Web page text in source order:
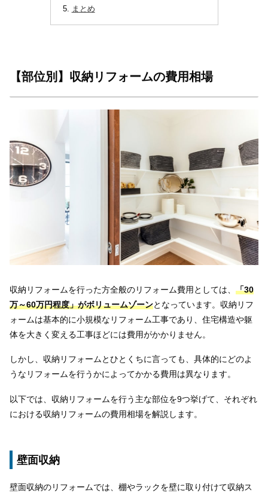
まとめ
【部位別】収納リフォームの費用相場
収納リフォームを行った方全般のリフォーム費用としては、 「30
万～60万円程度」がボリュームゾーンとなっています。収納リフ
ォームは基本的に小規模なリフォーム工事であり、住宅構造や躯
体を大きく変える工事ほどには費用がかかりません。
しかし、収納リフォームとひとくちに言っても、具体的にどのよ
うなリフォームを行うかによってかかる費用は異なります。
以下では、収納リフォームを行う主な部位を9つ挙げて、それぞれ
における収納リフォームの費用相場を解説します。
壁面収納
壁面収納のリフォームでは、棚やラックを壁に取り付けて収納ス